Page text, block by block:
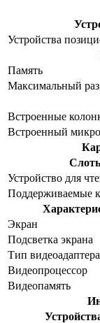
Устройства
Память
Максимальный
Встроенные
Встроенный
Устройство для
Поддерживаемые
Экран
Подсветка экрана
Тип видеоадаптера
Видеопроцессор
Видеопамять